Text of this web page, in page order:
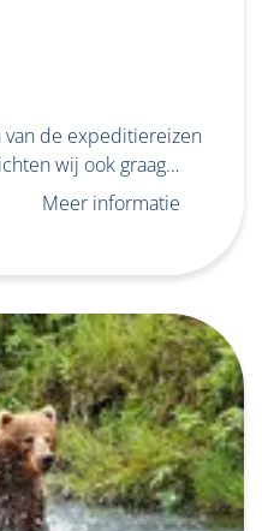
van de expeditiereizen
wij ook graag…
Meer informatie